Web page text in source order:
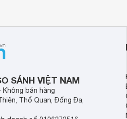
SÁNH VIỆT NAM
bán hàng
Thổ Quan, Đống Đa,